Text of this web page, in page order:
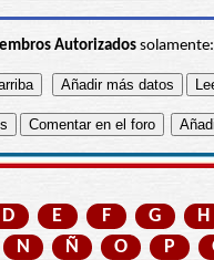
Autorizadossolamente:
D E F G H
N Ñ O P